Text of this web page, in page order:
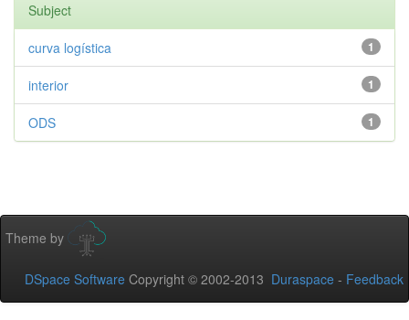
Subject
1
curva logística
1
interior
1
ODS
Theme by
DSpace Software Copyright © 2002-2013 Duraspace - Feedback